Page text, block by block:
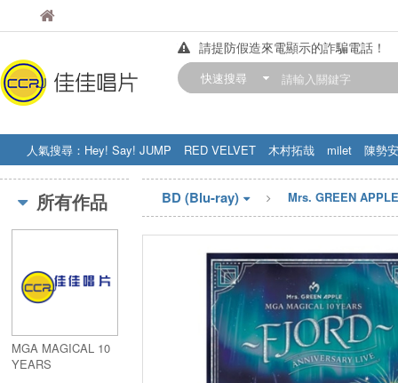
佳佳唱片
請提防假造來電顯示的詐騙電話！
【中華門市營業時間調整公告】
快速搜尋
人氣搜尋： Hey! Say! JUMP RED VELVET 木村拓哉 milet
陳勢安
STRAY KIDS
盧廣仲 周杰伦
所有作品
MGA MAGICAL 10
YEARS
BD (Blu-ray) Mrs. GREEN APPLE